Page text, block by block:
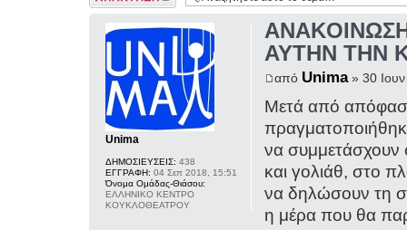
ΑΥΤΗΝ ΤΗΝ
από Unima» 30
Μετά από
να συμμετάσχουν
και γολιάθ, στο
να δηλώσουν τη
η μέρα που θα
Unima
ΔΗΜΟΣΙΕΥΣΕΙΣ: 438
ΕΓΓΡΑΦΗ: 04 Σεπ 2018, 15:51
Όνομα Ομάδας-Θιάσου:
ΕΛΛΗΝΙΚΟ ΚΕΝΤΡΟ
ΚΟΥΚΛΟΘΕΑΤΡΟΥ